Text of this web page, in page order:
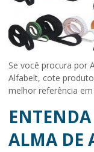
Se você procura por
Alfabelt, cote
melhor referência
ALMA DE